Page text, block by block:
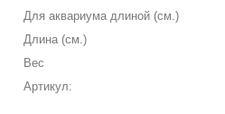
Для аквариума длиной (см.)
Длина (см.)
Вес
Артикул: